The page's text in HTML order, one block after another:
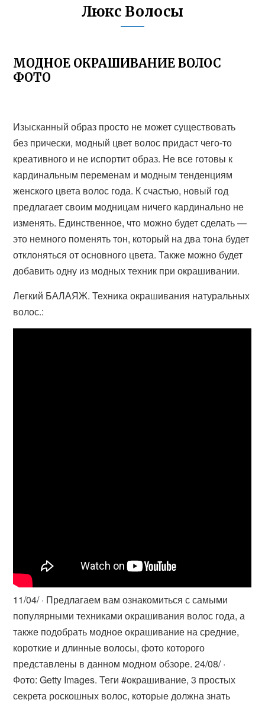
Люкс Волосы
МОДНОЕ ОКРАШИВАНИЕ ВОЛОС
ФОТО
Изысканный образ просто не может существовать
без прически, модный цвет волос придаст чего-то
креативного и не испортит образ. Не все готовы к
кардинальным переменам и модным тенденциям
женского цвета волос года. К счастью, новый год
предлагает своим модницам ничего кардинально не
изменять. Единственное, что можно будет сделать —
это немного поменять тон, который на два тона будет
отклоняться от основного цвета. Также можно будет
добавить одну из модных техник при окрашивании.
Легкий БАЛАЯЖ. Техника окрашивания натуральных
волос.:
11/04/ · Предлагаем вам ознакомиться с самыми
популярными техниками окрашивания волос года, а
также подобрать модное окрашивание на средние,
короткие и длинные волосы, фото которого
представлены в данном модном обзоре. 24/08/ ·
Фото: Getty Images. Теги #окрашивание, 3 простых
секрета роскошных волос, которые должна знать